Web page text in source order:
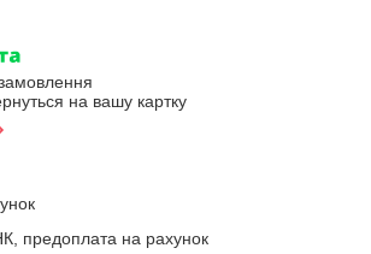
на вашу картку
предоплата на рахунок